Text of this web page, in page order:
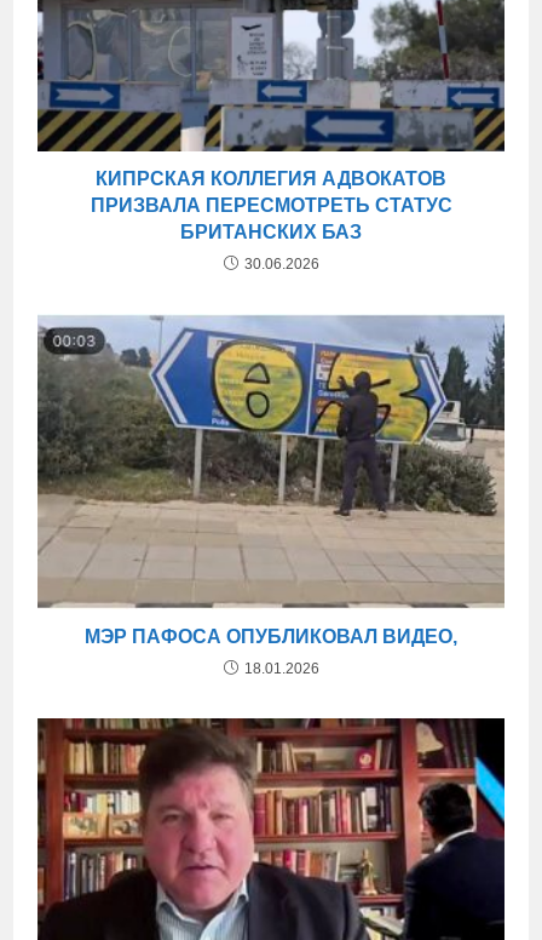
КИПРСКАЯ КОЛЛЕГИЯ АДВОКАТОВ
ПРИЗВАЛА ПЕРЕСМОТРЕТЬ СТАТУС
БРИТАНСКИХ БАЗ
30.06.2026
МЭР ПАФОСА ОПУБЛИКОВАЛ ВИДЕО,
18.01.2026